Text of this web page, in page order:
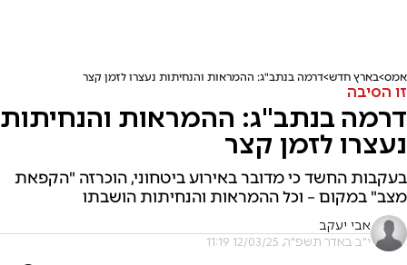
אמס בארץ חדש דרמה בנתב"ג: ההמראות והנחיתות נעצרו לזמן קצר
זו הסיבה
דרמה בנתב"ג: ההמראות והנחיתות
נעצרו לזמן קצר
בעקבות החשד כי מדובר באירוע ביטחוני, הוכרזה "הקפאת
מצב" במקום – וכל ההמראות והנחיתות הושבתו
אבי יעקב
י"ב באדר תשפ"ה, 12/03/25 11:19